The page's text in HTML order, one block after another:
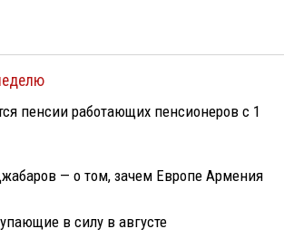
пенсии работающих пенсионеров с 1
— о том, зачем Европе Армения
в силу в августе